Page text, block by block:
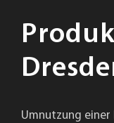
Umnutzung einer